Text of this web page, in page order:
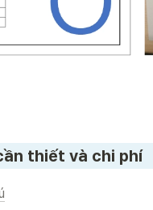
thiết và chi phí